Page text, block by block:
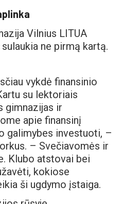
Vilnius LITUA
ne pirmą kartą.
vykdė finansinio
su lektoriais
gimnazijas ir
apie finansinį
galimybes investuoti, –
– Svečiavomės ir
Klubo atstovai bei
kokiose
ši ugdymo įstaiga.